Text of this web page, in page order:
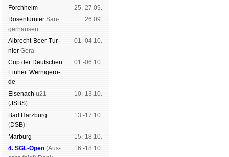
Forch­heim
25.-27.09.
Rosen­tur­nier San­
ger­hau­sen
26.09.
Albrecht-Beer-Tur­
nier Ge­ra
01.-04.10.
Cup der Deut­schen
Ein­heit Wer­ni­ge­ro­
de
01.-06.10.
Eise­nach u21
(JSBS)
10.-13.10.
Bad Harz­burg
(DSB)
13.-17.10.
Mar­burg
15.-18.10.
4. SGL-Open (Aus­
16.-18.10.